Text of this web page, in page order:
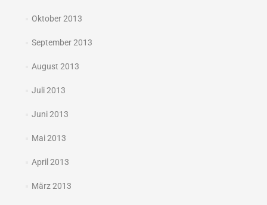
Oktober 2013
September 2013
August 2013
Juli 2013
Juni 2013
Mai 2013
April 2013
März 2013